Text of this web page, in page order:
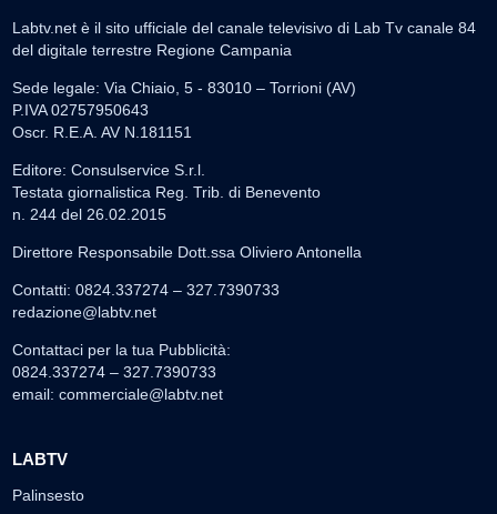
Labtv.net è il sito ufficiale del canale televisivo di Lab Tv canale 84
del digitale terrestre Regione Campania
Sede legale: Via Chiaio, 5 - 83010 – Torrioni (AV)
P.IVA 02757950643
Oscr. R.E.A. AV N.181151
Editore: Consulservice S.r.l.
Testata giornalistica Reg. Trib. di Benevento
n. 244 del 26.02.2015
Direttore Responsabile Dott.ssa Oliviero Antonella
Contatti: 0824.337274 – 327.7390733
redazione@labtv.net
Contattaci per la tua Pubblicità:
0824.337274 – 327.7390733
email: commerciale@labtv.net
LABTV
Palinsesto